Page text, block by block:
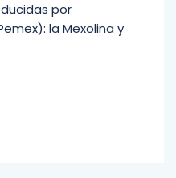
por
la Mexolina y